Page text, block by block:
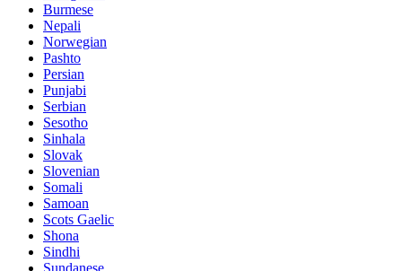
Burmese
Nepali
Norwegian
Pashto
Persian
Punjabi
Serbian
Sesotho
Sinhala
Slovak
Slovenian
Somali
Samoan
Scots Gaelic
Shona
Sindhi
Sundanese